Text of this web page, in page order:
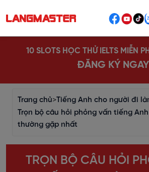
10 SLOTS HỌC THỬ IELTS MIỄN
ĐĂNG KÝ NGAY
Trang chủ>Tiếng Anh cho người đi
Trọn bộ câu hỏi phỏng vấn tiếng
thường gặp nhất
TRỌN BỘ CÂU HỎI